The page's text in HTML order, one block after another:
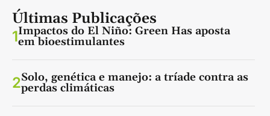
Últimas Publicações
1Impactos do El Niño: Green Has aposta
em bioestimulantes
2Solo, genética e manejo: a tríade contra as
perdas climáticas